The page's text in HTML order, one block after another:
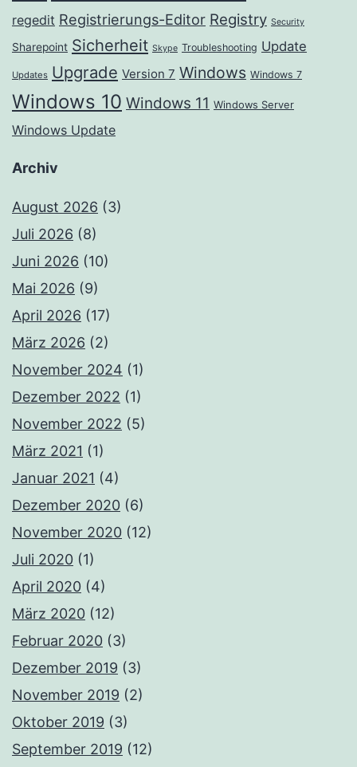
regedit Registrierungs-Editor Registry Security
Sharepoint Sicherheit Skype Troubleshooting Update
Updates Upgrade Version 7 Windows Windows 7
Windows 10 Windows 11 Windows Server
Windows Update
Archiv
August 2026 (3)
Juli 2026 (8)
Juni 2026 (10)
Mai 2026 (9)
April 2026 (17)
März 2026 (2)
November 2024 (1)
Dezember 2022 (1)
November 2022 (5)
März 2021 (1)
Januar 2021 (4)
Dezember 2020 (6)
November 2020 (12)
Juli 2020 (1)
April 2020 (4)
März 2020 (12)
Februar 2020 (3)
Dezember 2019 (3)
November 2019 (2)
Oktober 2019 (3)
September 2019 (12)